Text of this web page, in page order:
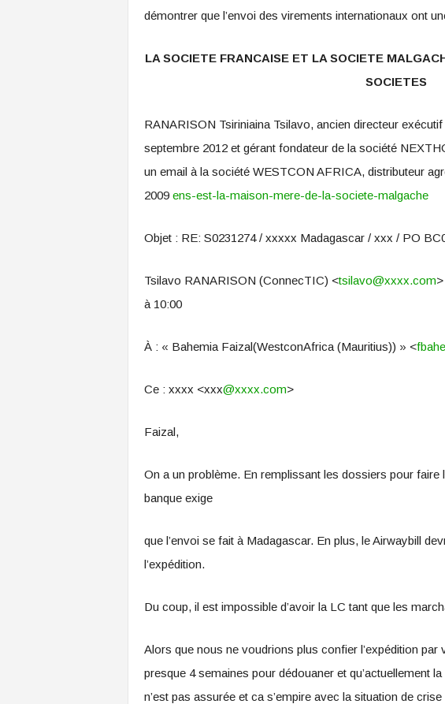
démontrer que l’envoi des virements internationaux ont
LA SOCIETE FRANCAISE ET LA SOCIETE
SOCIETES
RANARISON Tsiriniaina Tsilavo, ancien directeur
septembre 2012 et gérant fondateur de la société
un email à la société WESTCON AFRICA, distributeur
2009 ens-est-la-maison-mere-de-la-societe-malgache
Objet : RE: S0231274 / xxxxx Madagascar / xxx / PO
Tsilavo RANARISON (ConnecTIC) <tsilavo@xxxx.com
à 10:00
À : « Bahemia Faizal(WestconAfrica (Mauritius)) » <
Ce : xxxx <xxx@xxxx.com>
Faizal,
On a un problème. En remplissant les dossiers pour faire
banque exige
que l’envoi se fait à Madagascar. En plus, le Airwaybill
l’expédition.
Du coup, il est impossible d’avoir la LC tant que les
Alors que nous ne voudrions plus confier l’expédition
presque 4 semaines pour dédouaner et qu’actuellement
n’est pas assurée et ca s’empire avec la situation de